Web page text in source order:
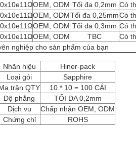
OEM, ODM Tối đa 0,2mm Có
OEM, ODMTối đa 0,25mmCó
OEM, ODM Tối đa 0,3mm Có
OEM, ODM TBC
Có
nghiệp cho sản phẩm của bạn
Nhãn hiệu
Hiner-pack
Loại gói
Sapphire
trận QTY
10 * 10 = 100 CÁI
Độ phẳng
TỐI ĐA 0,2mm
Dịch vụ
Chấp nhận OEM, ODM
Chứng chỉ ROHS